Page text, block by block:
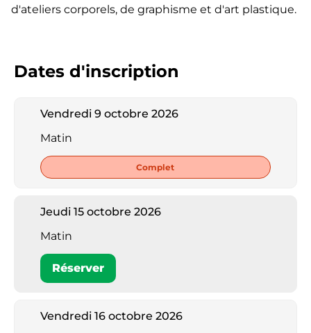
d'ateliers corporels, de graphisme et d'art plastique.
Dates d'inscription
Vendredi 9 octobre 2026
Matin
Complet
Jeudi 15 octobre 2026
Matin
Réserver
Vendredi 16 octobre 2026